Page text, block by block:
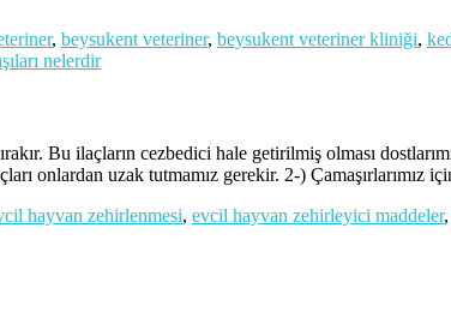
, beysukent veteriner, beysukent veteriner kliniği,
nelerdir
Bu ilaçların cezbedici hale getirilmiş olması
onlardan uzak tutmamız gerekir. 2-) Çamaşırlarımız
hayvan zehirlenmesi, evcil hayvan zehirleyici maddeler,